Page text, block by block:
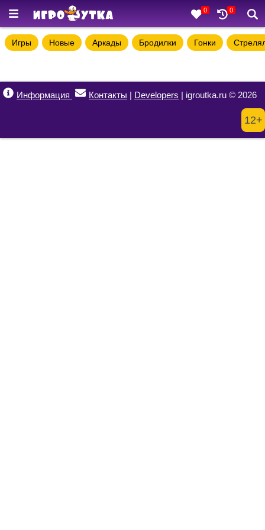
0 0
Игры Новые Аркады Бродилки Гонки
Информация Контакты | Developers | igroutka.ru © 2026
12+